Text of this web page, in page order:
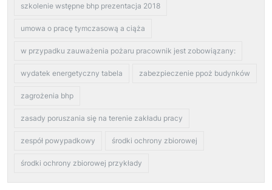
szkolenie wstępne bhp prezentacja 2018
umowa o pracę tymczasową a ciąża
w przypadku zauważenia pożaru pracownik jest zobowiązany:
wydatek energetyczny tabela zabezpieczenie ppoż budynków
zagrożenia bhp
zasady poruszania się na terenie zakładu pracy
zespół powypadkowy środki ochrony zbiorowej
środki ochrony zbiorowej przykłady